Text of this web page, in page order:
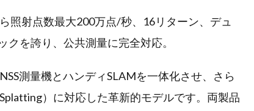
照射点数最大200万点/秒、16リターン、デュ
を誇り、公共測量に完全対応。
測量機とハンディSLAMを一体化させ、さら
）に対応した革新的モデルです。両製品